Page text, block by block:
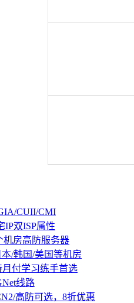
CUII/CMI
IP双ISP属性
机房高防服务器
/韩国/美国等机房
月付学习练手首选
线路
高防可选，8折优惠